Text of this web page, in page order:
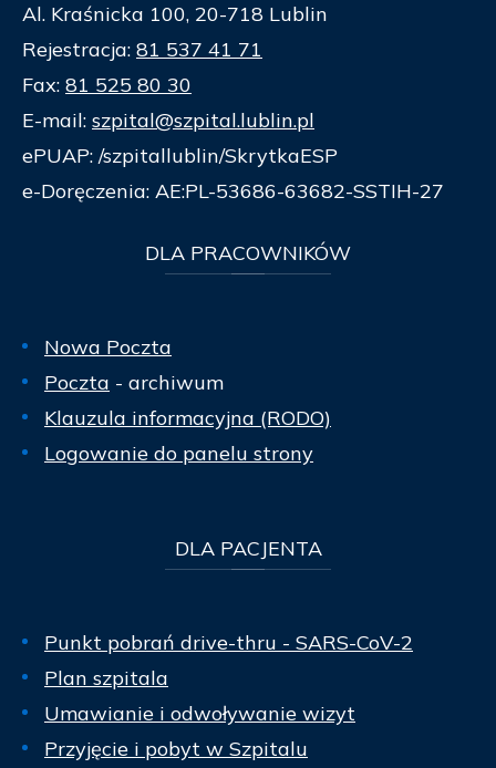
Al. Kraśnicka 100, 20-718 Lublin
Rejestracja: 81 537 41 71
Fax: 81 525 80 30
E-mail: szpital@szpital.lublin.pl
ePUAP: /szpitallublin/SkrytkaESP
e-Doręczenia: AE:PL-53686-63682-SSTIH-27
DLA PRACOWNIKÓW
Nowa Poczta
Poczta - archiwum
Klauzula informacyjna (RODO)
Logowanie do panelu strony
DLAPACJENTA
Punkt pobrań drive-thru - SARS-CoV-2
Plan szpitala
Umawianie i odwoływanie wizyt
Przyjęcie i pobyt w Szpitalu